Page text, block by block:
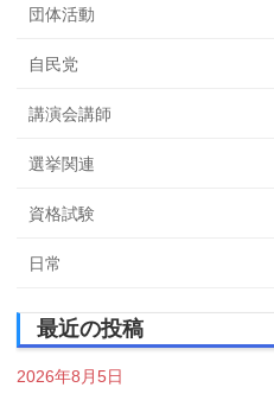
団体活動
自民党
講演会講師
選挙関連
資格試験
日常
最近の投稿
2026年8月5日